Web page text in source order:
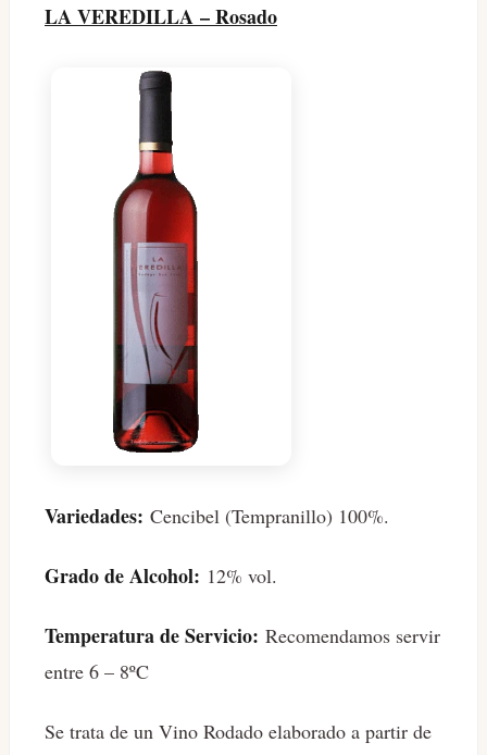
LA VEREDILLA – Rosado
Variedades: Cencibel (Tempranillo) 100%.
Grado de Alcohol: 12% vol.
Temperatura de Servicio: Recomendamos servir
entre 6 – 8ºC
Se trata de un Vino Rodado elaborado a partir de